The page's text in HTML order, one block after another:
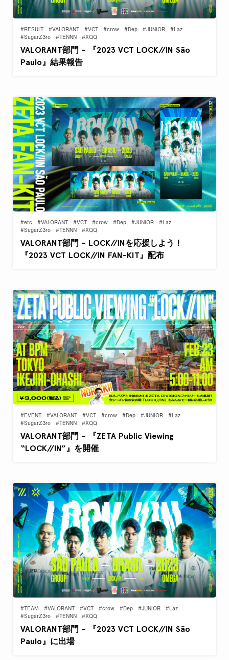
#RESULT #VALORANT #VCT #crow #Dep #JUNiOR
#Laz
#SugarZ3ro
#TENNN #XQQ
VALORANT部門 – 『2023 VCT LOCK//IN São
Paulo』結果報告
#etc #VALORANT #VCT #crow #Dep #JUNiOR
#Laz
#SugarZ3ro
#TENNN #XQQ
VALORANT部門 – LOCK//INを応援しよう！
『2023 VCT LOCK//IN FAN-KIT』配布
#EVENT #VALORANT #VCT #crow #Dep #JUNiOR
#Laz
#SugarZ3ro
#TENNN #XQQ
VALORANT部門 – 『ZETA Public Viewing
“LOCK//IN”』を開催
#TEAM #VALORANT #VCT #crow #Dep #JUNiOR
#Laz
#SugarZ3ro
#TENNN #XQQ
VALORANT部門 – 『2023 VCT LOCK//IN São
Paulo』に出場